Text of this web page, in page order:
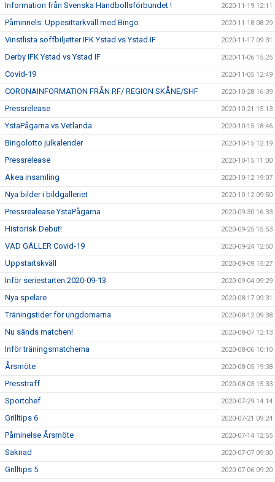
Information från Svenska Handbollsförbundet ! 2020-11-19 12:11
Påminnels: Uppesittarkväll med Bingo 2020-11-18 08:29
Vinstlista soffbiljetter IFK Ystad vs Ystad IF 2020-11-17 09:31
Derby IFK Ystad vs Ystad IF 2020-11-06 15:25
Covid-19 2020-11-05 12:49
CORONAINFORMATION FRÅN RF/ REGION SKÅNE/SHF 2020-10-28 16:39
Pressrelease 2020-10-21 15:13
YstaPågarna vs Vetlanda 2020-10-15 18:46
Bingolotto julkalender 2020-10-15 12:19
Pressrelease 2020-10-15 11:00
Akea insamling 2020-10-12 19:07
Nya bilder i bildgalleriet 2020-10-12 09:50
Pressrealease YstaPågarna 2020-09-30 16:33
Historisk Debut! 2020-09-25 15:53
VAD GÄLLER Covid-19 2020-09-24 12:50
Uppstartskväll 2020-09-09 15:27
Inför seriestarten 2020-09-13 2020-09-04 09:29
Nya spelare 2020-08-17 09:31
Träningstider för ungdomarna 2020-08-12 09:38
Nu sänds matchen! 2020-08-07 12:13
Inför träningsmatcherna 2020-08-06 10:10
Årsmöte 2020-08-05 19:38
Pressträff 2020-08-03 15:33
Sportchef 2020-07-29 14:14
Grilltips 6 2020-07-21 09:24
Påminelse Årsmöte 2020-07-14 12:55
Saknad 2020-07-07 09:00
Grilltips 5 2020-07-06 09:20